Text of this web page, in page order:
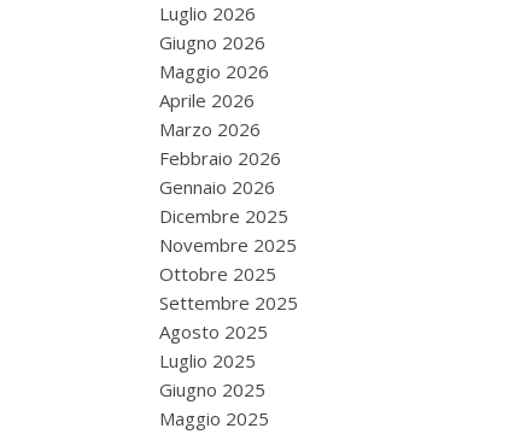
Luglio 2026
Giugno 2026
Maggio 2026
Aprile 2026
Marzo 2026
Febbraio 2026
Gennaio 2026
Dicembre 2025
Novembre 2025
Ottobre 2025
Settembre 2025
Agosto 2025
Luglio 2025
Giugno 2025
Maggio 2025